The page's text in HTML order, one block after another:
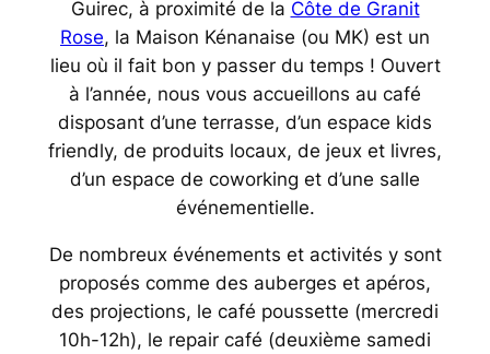
Guirec, à proximité de la Côte de Granit
Rose, la Maison Kénanaise (ou MK) est un
lieu où il fait bon y passer du temps ! Ouvert
à l’année, nous vous accueillons au café
disposant d’une terrasse, d’un espace kids
friendly, de produits locaux, de jeux et livres,
d’un espace de coworking et d’une salle
événementielle.
De nombreux événements et activités y sont
proposés comme des auberges et apéros,
des projections, le café poussette (mercredi
10h-12h), le repair café (deuxième samedi